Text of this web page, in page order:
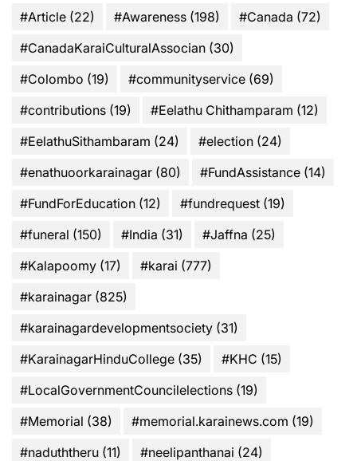
#Article (22) #Awareness (198) #Canada (72)
#CanadaKaraiCulturalAssocian (30)
#Colombo (19) #communityservice (69)
#contributions (19) #Eelathu Chithamparam (12)
#EelathuSithambaram (24) #election (24)
#enathuoorkarainagar (80) #FundAssistance (14)
#FundForEducation (12) #fundrequest (19)
#funeral (150) #India (31) #Jaffna (25)
#Kalapoomy (17) #karai (777)
#karainagar (825)
#karainagardevelopmentsociety (31)
#KarainagarHinduCollege (35) #KHC (15)
#LocalGovernmentCouncilelections (19)
#Memorial (38) #memorial.karainews.com (19)
#naduththeru (11) #neelipanthanai (24)